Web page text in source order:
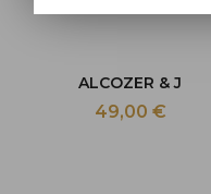
ALCOZER & J
49,00 €